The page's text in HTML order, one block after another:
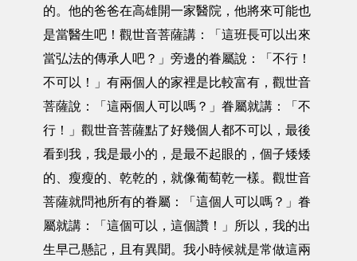
的。他的爸爸在高雄開一家醫院，他將來可能也
是當醫生吧！觀世音菩薩講：「這班長可以出來
當弘法的傳承人吧？」旁邊的眷屬說：「不行！
不可以！」有兩個人的家裡是比較富有，觀世音
菩薩說：「這兩個人可以嗎？」眷屬就講：「不
行！」觀世音菩薩點了好幾個人都不可以，最後
看到我，我是最小的，是最不起眼的，個子矮矮
的、瘦瘦的、乾乾的，就像葡萄乾一樣。觀世音
菩薩就問祂所有的眷屬：「這個人可以嗎？」眷
屬就講：「這個可以，這個讚！」所以，我的出
生早己懸記，且有異聞。我小時候就是常做這兩